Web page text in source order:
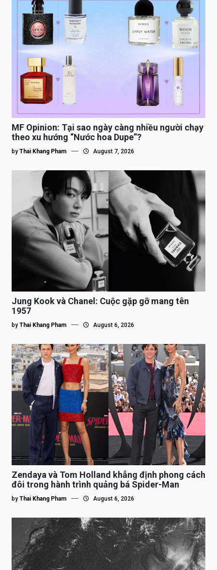
MF Opinion: Tại sao ngày càng nhiều người chạy
theo xu hướng “Nước hoa Dupe”?
by Thai Khang Pham August 7, 2026
Jung Kook và Chanel: Cuộc gặp gỡ mang tên
1957
by Thai Khang Pham August 6, 2026
Zendaya và Tom Holland khẳng định phong cách
đôi trong hành trình quảng bá Spider-Man
by Thai Khang Pham August 6, 2026